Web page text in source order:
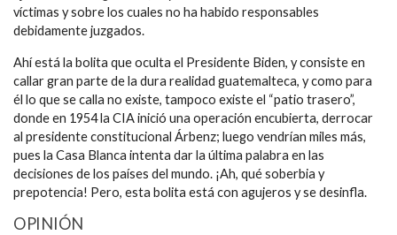
víctimas y sobre los cuales no ha habido responsables
debidamente juzgados.
Ahí está la bolita que oculta el Presidente Biden, y consiste en
callar gran parte de la dura realidad guatemalteca, y como para
él lo que se calla no existe, tampoco existe el “patio trasero”,
donde en 1954 la CIA inició una operación encubierta, derrocar
al presidente constitucional Árbenz; luego vendrían miles más,
pues la Casa Blanca intenta dar la última palabra en las
decisiones de los países del mundo. ¡Ah, qué soberbia y
prepotencia! Pero, esta bolita está con agujeros y se desinfla.
OPINIÓN